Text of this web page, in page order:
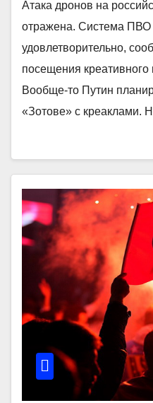
Атака дронов на
отражена. Система ПВО
удовлетворительно,
посещения креативного
Вообще-то Путин
«Зотове» с креаклами.